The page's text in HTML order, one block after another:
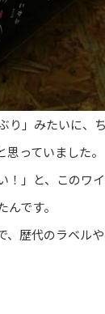
り」みたいに、
っていました。
！」と、この
です。
歴代のラベル